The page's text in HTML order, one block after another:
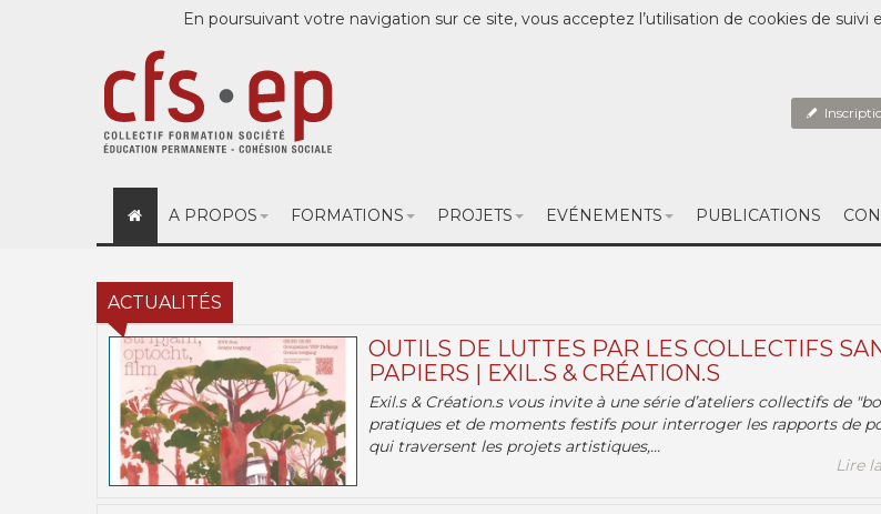
En poursuivant votre navigation sur ce site, vous acceptez l’utilisation de cookies de suivi
A PROPOS FORMATIONS PROJETS EVÉNEMENTS PUBLICATIONS
ACTUALITÉS
OUTILS DE LUTTES PAR LES COLLECTIFS
PAPIERS | EXIL.S & CRÉATION.S
Exil.s & Création.s vous invite à une série d’ateliers collectifs de
pratiques et de moments festifs pour interroger les rapports de
qui traversent les projets artistiques,...
Lire